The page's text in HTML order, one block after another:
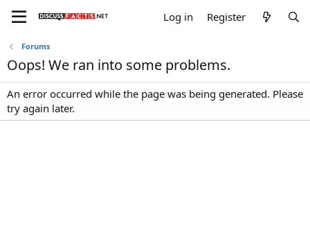
Log in Register
Forums
Oops! We ran into some problems.
An error occurred while the page was being generated. Please
try again later.